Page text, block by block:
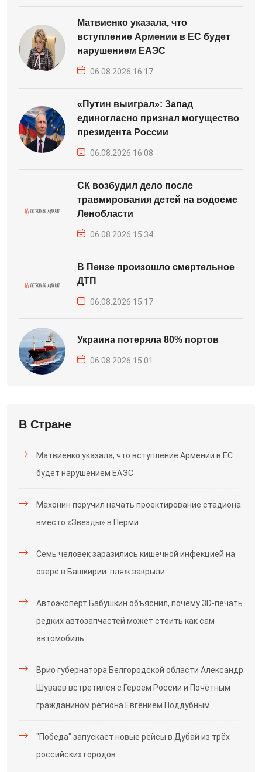
Матвиенко указала, что
вступление Армении в ЕС будет
нарушением ЕАЭС
06.08.2026 16:17
«Путин выиграл»: Запад
единогласно признал могущество
президента России
06.08.2026 16:08
СК возбудил дело после
травмирования детей на водоеме
Ленобласти
06.08.2026 15:34
В Пензе произошло смертельное
ДТП
06.08.2026 15:17
Украина потеряла 80% портов
06.08.2026 15:01
В Стране
Матвиенко указала, что вступление Армении в ЕС
будет нарушением ЕАЭС
Махонин поручил начать проектирование стадиона
вместо «Звезды» в Перми
Семь человек заразились кишечной инфекцией на
озере в Башкирии: пляж закрыли
Автоэксперт Бабушкин объяснил, почему 3D-печать
редких автозапчастей может стоить как сам
автомобиль
Врио губернатора Белгородской области Александр
Шуваев встретился с Героем России и Почётным
гражданином региона Евгением Поддубным
"Победа" запускает новые рейсы в Дубай из трёх
российских городов